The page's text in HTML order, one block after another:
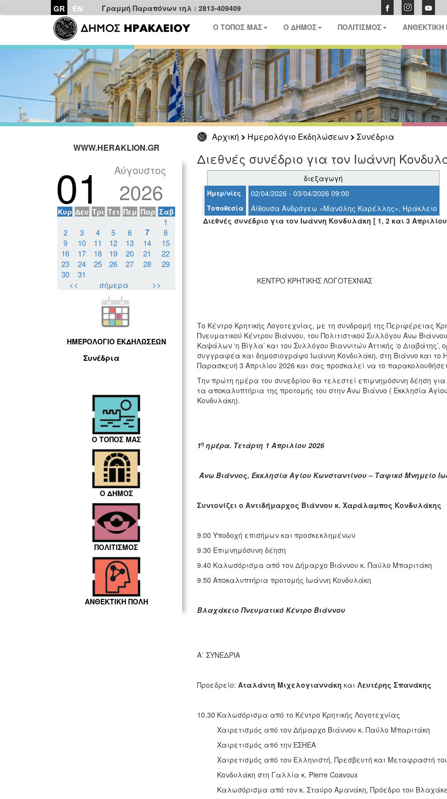
GR EN Γραμμή Παραπόνων τηλ : 2813-409409
Ο ΤΟΠΟΣ ΜΑΣ Ο ΔΗΜΟΣ ΠΟΛΙΤΙΣΜΟΣ ΑΝΘΕΚΤΙΚΗ
Αρχική Ημερολόγιο Εκδηλώσεων
Συνέδρια
WWW.HERAKLION.GR
01 Αύγουστος
2026
Κυρ Δευ Τρι Τετ Πεμ Παρ Σαβ
1
2
3 4 5 6 7
8
9
10 11 12 13 14
15
16
17 18 19 20 21
22
23
24 25 26 27 28
29
30
31
<<
σήμερα >>
ΗΜΕΡΟΛΟΓΙΟ ΕΚΔΗΛΩΣΕΩΝ
Συνέδρια
Ο ΤΟΠΟΣ ΜΑΣ
Ο ΔΗΜΟΣ
ΠΟΛΙΤΙΣΜΟΣ
ΑΝΘΕΚΤΙΚΗ ΠΟΛΗ
Διεθνές συνέδριο για τον Ιωάννη
διεξαγωγή
Ημερ/νίες 02/04/2026 - 03/04/2026 09:00
Τοποθεσία
Αίθουσα Ανδρόγεω «Μανόλης Καρέλλης», Ηράκλειο
Διεθνές συνέδριο για τον Ιωάννη Κονδυλάκη [ 1, 2 και 3
ΚΕΝΤΡΟ ΚΡΗΤΙΚΗΣ ΛΟΓΟΤΕΧΝΙΑΣ
Το Κέντρο Κρητικής Λογοτεχνίας, με τη συνδρομή της Περιφέρειας
Πνευματικού Κέντρου Βιάννου, του Πολιτιστικού Συλλόγου Άνω
Καψάλων ‘η Βίγλα’ και του Συλλόγου Βιαννιτών Αττικής ‘ο Διαβάτης’,
συγγραφέα και δημοσιογράφο Ιωάννη Κονδυλάκη, στη Βιάννο και το
Παρασκευή 3 Απριλίου 2026 και σας προσκαλεί να το
Την πρώτη ημέρα του συνεδρίου θα τελεστεί επιμνημόσυνη δέηση
τα αποκαλυπτήρια της προτομής του στην Άνω Βιάννο ( Εκκλησία
Κονδυλάκη).
1ηημέρα. Τετάρτη 1 Απριλίου 2026
Άνω Βιάννος, Εκκλησία Αγίου Κωνσταντίνου – Ταφικό Μνημείο
Συντονίζει ο Αντιδήμαρχος Βιάννου κ. Χαράλαμπος Κονδυλάκης
9.00 Υποδοχή επισήμων και προσκεκλημένων
9.30 Επιμνημόσυνη δέηση
9.40 Καλωσόρισμα από τον Δήμαρχο Βιάννου κ. Παύλο Μπαριτάκη
9.50 Αποκαλυπτήρια προτομής Ιωάννη Κονδυλάκη
Βλαχάκειο Πνευματικό Κέντρο Βιάννου
Α΄ ΣΥΝΕΔΡΙΑ
Προεδρείο: Αταλάντη Μιχελογιαννάκη και Λευτέρης Σπανάκης
10.30 Καλωσόρισμα από το Κέντρο Κρητικής Λογοτεχνίας
Χαιρετισμός από τον Δήμαρχο Βιάννου κ. Παύλο Μπαριτάκη
Χαιρετισμός από την ΕΣΗΕΑ
Χαιρετισμός από τον Ελληνιστή, Πρεσβευτή και Μεταφραστή
Κονδυλάκη στη Γαλλία κ. Pierre Coavoux
Καλωσόρισμα από τον κ. Σταύρο Αμανάκη, Πρόεδρο του